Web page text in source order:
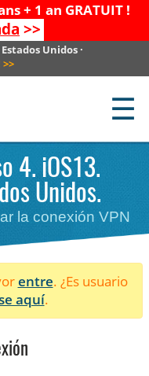
+ 1 an GRATUIT !
>>
Estados Unidos ·
>>
☰
4. iOS13.
Unidos.
la conexión VPN
entre. ¿Es usuario
aquí.